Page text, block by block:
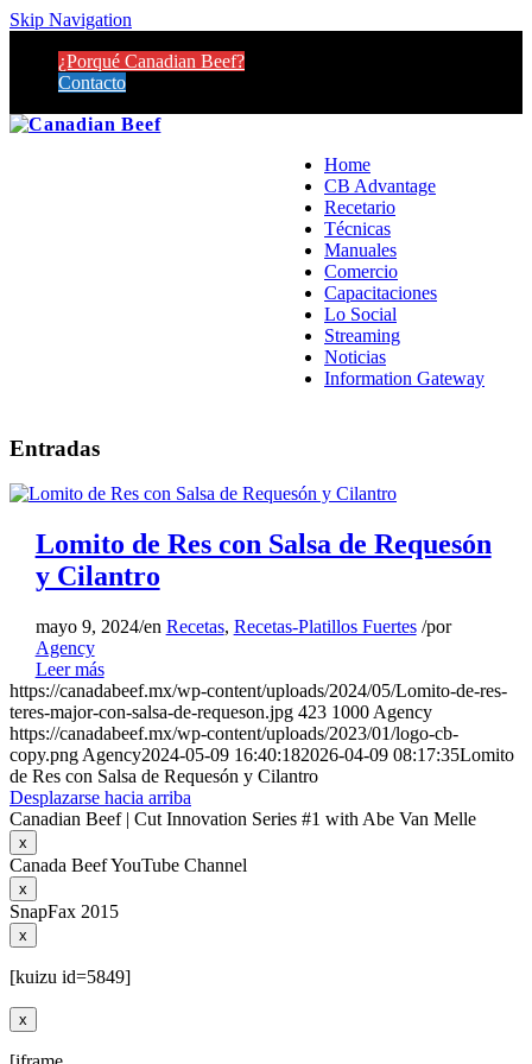
Skip Navigation
¿Porqué Canadian Beef?
Contacto
Home
CB Advantage
Recetario
Técnicas
Manuales
Comercio
Capacitaciones
Lo Social
Streaming
Noticias
Information Gateway
Entradas
Lomito de Res con Salsa de Requesón
y Cilantro
mayo 9, 2024/en Recetas, Recetas-Platillos Fuertes /por
Agency
Leer más
https://canadabeef.mx/wp-content/uploads/2024/05/Lomito-de-res-
teres-major-con-salsa-de-requeson.jpg 423 1000 Agency
https://canadabeef.mx/wp-content/uploads/2023/01/logo-cb-
copy.png Agency2024-05-09 16:40:182026-04-09 08:17:35Lomito
de Res con Salsa de Requesón y Cilantro
Desplazarse hacia arriba
Canadian Beef | Cut Innovation Series #1 with Abe Van Melle
x
Canada Beef YouTube Channel
x
SnapFax 2015
x
[kuizu id=5849]
x